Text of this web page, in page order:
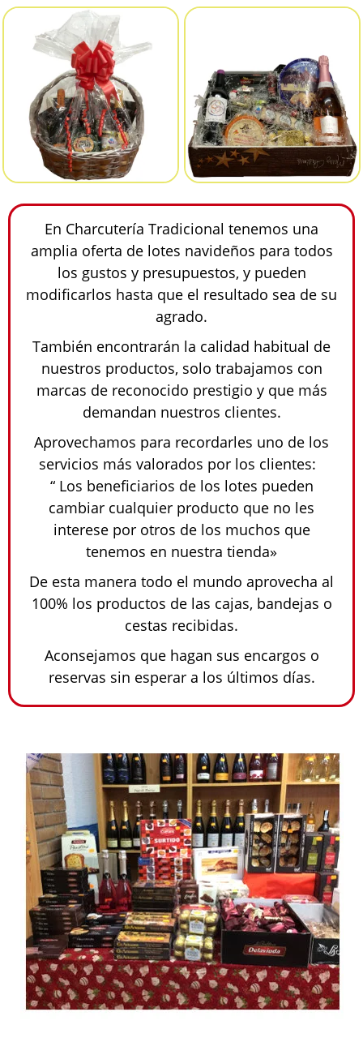
En Charcutería Tradicional tenemos una
amplia oferta de lotes navideños para todos
los gustos y presupuestos, y pueden
modificarlos hasta que el resultado sea de su
agrado.
También encontrarán la calidad habitual de
nuestros productos, solo trabajamos con
marcas de reconocido prestigio y que más
demandan nuestros clientes.
Aprovechamos para recordarles uno de los
servicios más valorados por los clientes:
“ Los beneficiarios de los lotes pueden
cambiar cualquier producto que no les
interese por otros de los muchos que
tenemos en nuestra tienda»
De esta manera todo el mundo aprovecha al
100% los productos de las cajas, bandejas o
cestas recibidas.
Aconsejamos que hagan sus encargos o
reservas sin esperar a los últimos días.